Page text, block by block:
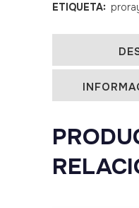
quantity
ETIQUETA: